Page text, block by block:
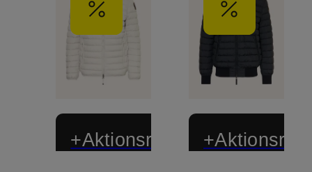
+Aktionsrabatt